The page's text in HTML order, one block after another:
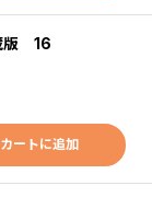
版 16
カートに追加